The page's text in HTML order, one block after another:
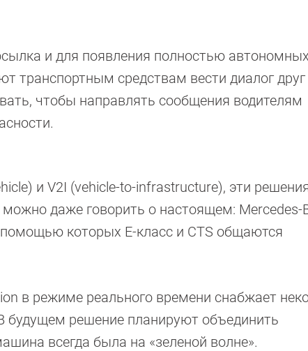
и для появления полностью автономных
транспортным средствам вести диалог друг
чтобы направлять сообщения водителям
и V2I (vehicle-to-infrastructure), эти
даже говорить о настоящем: Mercedes-
которых Е-класс и CTS общаются
в режиме реального времени снабжает
будущем решение планируют объединить
всегда была на «зеленой волне».